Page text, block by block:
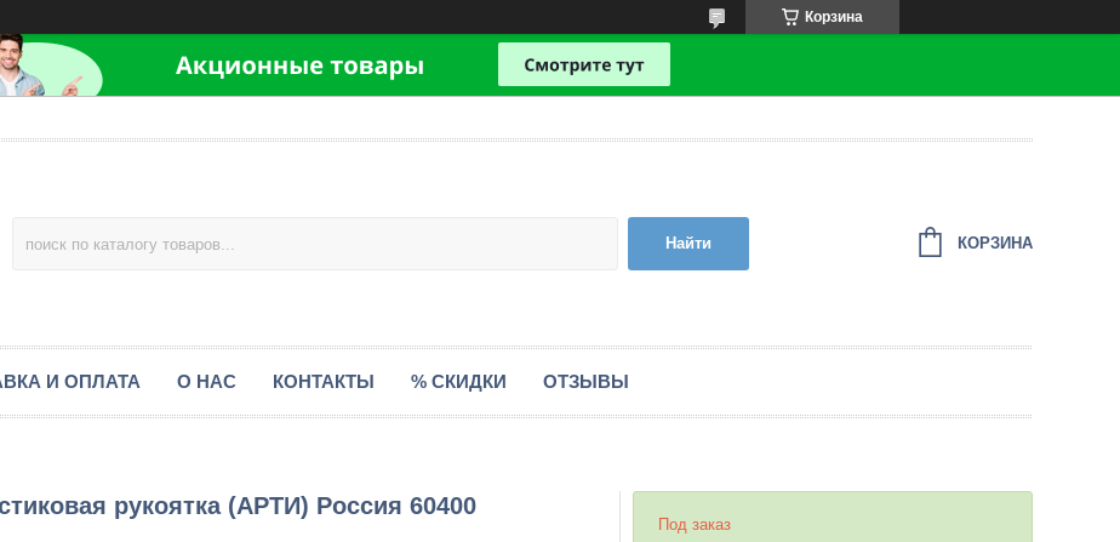
Корзина
Найти КОРЗИНА
И ОПЛАТА О НАС КОНТАКТЫ % СКИДКИ ОТЗЫВЫ
рукоятка (АРТИ) Россия 60400
Под заказ